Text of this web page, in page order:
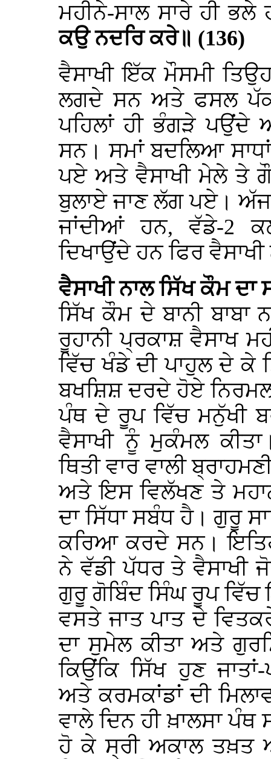
ਮਹੀਨੇ-ਸਾਲ ਸਾਰੇ ਹੀ ਭਲੇ
ਕਉ ਨਦਰਿ ਕਰੇ॥ (136)
ਵੈਸਾਖੀ ਇੱਕ ਮੌਸਮੀ
ਲਗਦੇ ਸਨ ਅਤੇ ਫਸਲ
ਪਹਿਲਾਂ ਹੀ ਭੰਗੜੇ ਪਉਂਦੇ
ਸਨ। ਸਮਾਂ ਬਦਲਿਆ
ਪਏ ਅਤੇ ਵੈਸਾਖੀ ਮੇਲੇ ਤੇ
ਬੁਲਾਏ ਜਾਣ ਲੱਗ ਪਏ।
ਜਾਂਦੀਆਂ ਹਨ, ਵੱਡੇ-2
ਦਿਖਾਉਂਦੇ ਹਨ ਫਿਰ
ਵੈਸਾਖੀ ਨਾਲ ਸਿੱਖ ਕੌਮ ਦਾ
ਸਿੱਖ ਕੌਮ ਦੇ ਬਾਨੀ ਬਾਬਾ
ਰੂਹਾਨੀ ਪ੍ਰਕਾਸ਼ ਵੈਸਾਖ
ਵਿੱਚ ਖੰਡੇ ਦੀ ਪਾਹੁਲ ਦੇ
ਬਖਸ਼ਿਸ਼ ਦਰਦੇ ਹੋਏ
ਪੰਥ ਦੇ ਰੂਪ ਵਿੱਚ ਮਨੁੱਖੀ
ਵੈਸਾਖੀ ਨੂੰ ਮੁਕੰਮਲ
ਥਿਤੀ ਵਾਰ ਵਾਲੀ
ਅਤੇ ਇਸ ਵਿਲੱਖਣ ਤੇ
ਦਾ ਸਿੱਧਾ ਸਬੰਧ ਹੈ। ਗੁਰੂ
ਕਰਿਆ ਕਰਦੇ ਸਨ।
ਨੇ ਵੱਡੀ ਪੱਧਰ ਤੇ ਵੈਸਾਖੀ
ਗੁਰੂ ਗੋਬਿੰਦ ਸਿੰਘ ਰੂਪ ਵਿੱਚ
ਵਸਤੇ ਜਾਤ ਪਾਤ ਦੇ
ਦਾ ਸੁਮੇਲ ਕੀਤਾ ਅਤੇ
ਕਿਉਂਕਿ ਸਿੱਖ ਹੁਣ ਜਾਤਾਂ-
ਅਤੇ ਕਰਮਕਾਂਡਾਂ ਦੀ
ਵਾਲੇ ਦਿਨ ਹੀ ਖ਼ਾਲਸਾ
ਹੋ ਕੇ ਸ੍ਰੀ ਅਕਾਲ ਤਖ਼ਤ